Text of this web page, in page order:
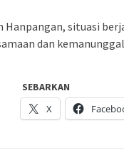
Hanpangan, situasi
dan
SEBARKAN
X
aja, #cuci-tangan,